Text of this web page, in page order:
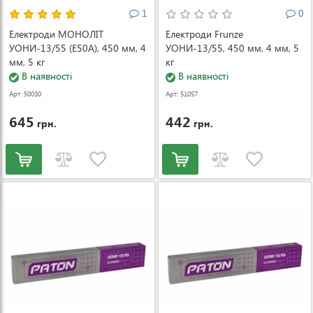
1
Електроди МОНОЛІТ
УОНИ-13/55 (Е50А), 450 мм, 4
мм, 5 кг
В наявності
Арт: 50030
645 грн.
0
Електроди Frunze
УОНИ-13/55, 450 мм, 4 мм, 5
кг
В наявності
Арт: 51057
442 грн.